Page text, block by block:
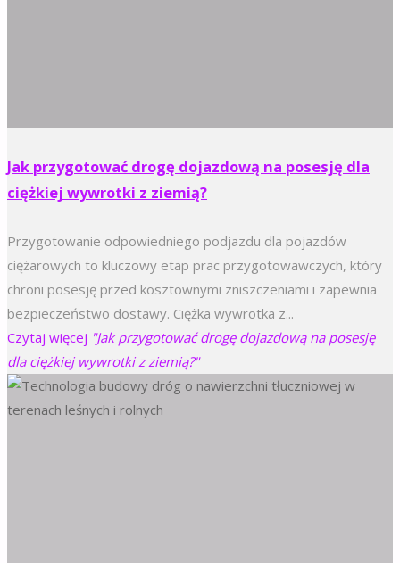
Jak przygotować drogę dojazdową na posesję dla
ciężkiej wywrotki z ziemią?
Przygotowanie odpowiedniego podjazdu dla pojazdów
ciężarowych to kluczowy etap prac przygotowawczych, który
chroni posesję przed kosztownymi zniszczeniami i zapewnia
bezpieczeństwo dostawy. Ciężka wywrotka z...
Czytaj więcej "Jak przygotować drogę dojazdową na posesję
dla ciężkiej wywrotki z ziemią?"